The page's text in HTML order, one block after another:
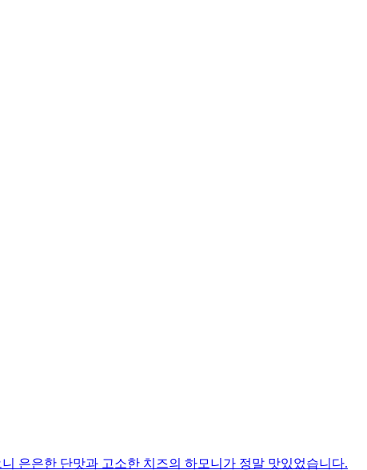
은은한 단맛과 고소한 치즈의 하모니가 정말 맛있었습니다.